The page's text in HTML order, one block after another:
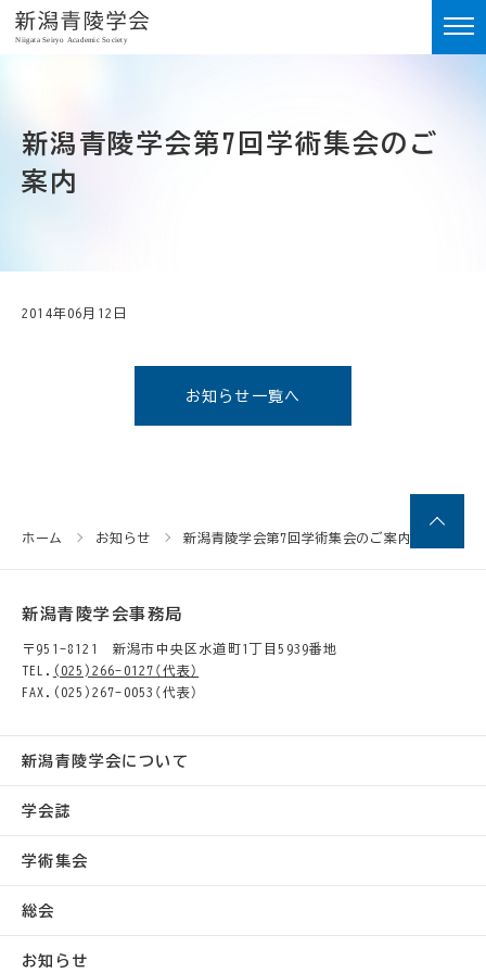
新潟青陵学会第7回学術集会のご
案内
2014年06月12日
お知らせ一覧へ
ホーム お知らせ 新潟青陵学会第7回学術集会のご案内
新潟青陵学会事務局
〒951-8121 新潟市中央区水道町1丁目5939番地
TEL.
(025)266-0127（代表）
FAX.(025)267-0053（代表）
新潟青陵学会について
学会誌
学術集会
総会
お知らせ